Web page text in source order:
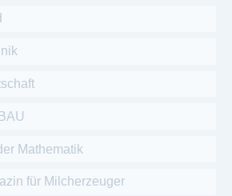
Mathematik
für Milcherzeuger